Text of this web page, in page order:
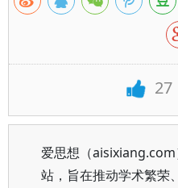
27
爱思想（
站，旨在推动学术繁荣